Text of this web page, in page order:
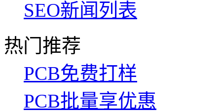
SEO新闻列表
热门推荐
PCB免费打样
PCB批量享优惠